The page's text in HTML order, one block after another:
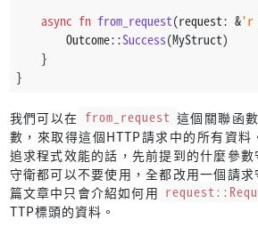
async fn from_request(request: &'r
        Outcome::
Success(MyStruct)
    }
}
我們可以在 from_request 這個關聯函
數，來取得這個HTTP請求中的所有資料
追求程式效能的話，先前提到的什麼參
守衛都可以不要使用，全都改用一個請
篇文章中只會介紹如何用
TTP標頭的資料。